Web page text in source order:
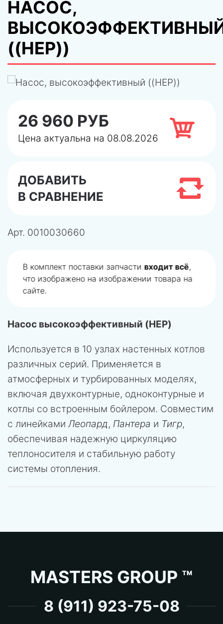
НАСОС,
((HEP))
26 960 РУБ
Цена актуальна на 08.08.2026
ДОБАВИТЬ
В СРАВНЕНИЕ
Арт. 0010030660
В комплект поставки запчастивходит всё,
что изображено на изображении товара на
сайте.
Насос высокоэффективный (HEP)
Используется в 10 узлах настенных котлов
различных серий. Применяется в
атмосферных и турбированных моделях,
включая двухконтурные, одноконтурные и
котлы со встроенным бойлером. Совместим
с линейкамиЛеопард, Пантера и Тигр,
обеспечивая надежную циркуляцию
теплоносителя и стабильную работу
системы отопления.
MASTERS GROUP ™
8 (911) 923-75-08